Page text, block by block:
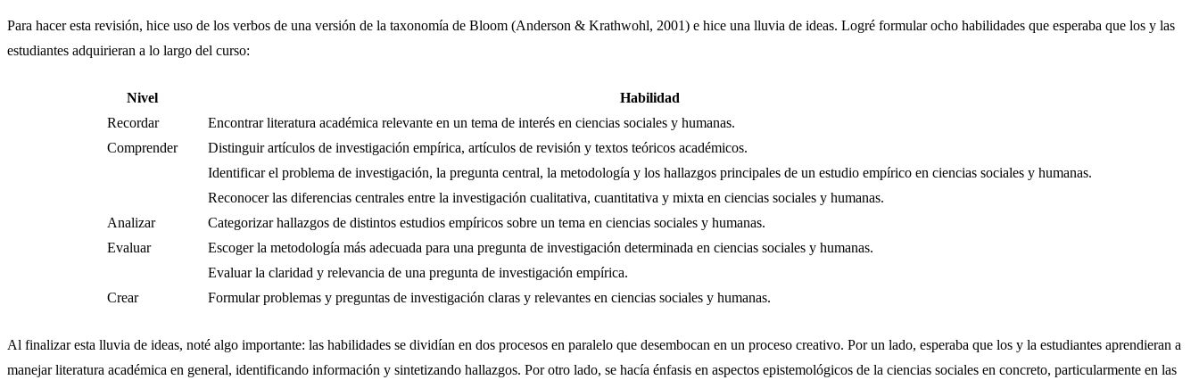
Para hacer esta revisión, hice uso de los verbos de una versión de la taxonomía de Bloom (Anderson & Krathwohl, 2001) e hice una lluvia de ideas. Logré formular ocho habilidades que esperaba que los y las
estudiantes adquirieran a lo largo del curso:
Nivel
Habilidad
Recordar
Encontrar literatura académica relevante en un tema de interés en ciencias sociales y humanas.
Comprender
Distinguir artículos de investigación empírica, artículos de revisión y textos teóricos académicos.
Identificar el problema de investigación, la pregunta central, la metodología y los hallazgos principales de un estudio empírico en ciencias sociales y humanas.
Reconocer las diferencias centrales entre la investigación cualitativa, cuantitativa y mixta en ciencias sociales y humanas.
Analizar
Categorizar hallazgos de distintos estudios empíricos sobre un tema en ciencias sociales y humanas.
Evaluar
Escoger la metodología más adecuada para una pregunta de investigación determinada en ciencias sociales y humanas.
Evaluar la claridad y relevancia de una pregunta de investigación empírica.
Crear
Formular problemas y preguntas de investigación claras y relevantes en ciencias sociales y humanas.
Al finalizar esta lluvia de ideas, noté algo importante: las habilidades se dividían en dos procesos en paralelo que desembocan en un proceso creativo. Por un lado, esperaba que los y la estudiantes aprendieran a
manejar literatura académica en general, identificando información y sintetizando hallazgos. Por otro lado, se hacía énfasis en aspectos epistemológicos de la ciencias sociales en concreto, particularmente en las